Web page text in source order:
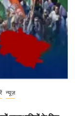
न्यूज़